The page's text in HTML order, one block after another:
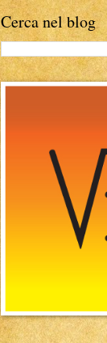
Cerca nel blog